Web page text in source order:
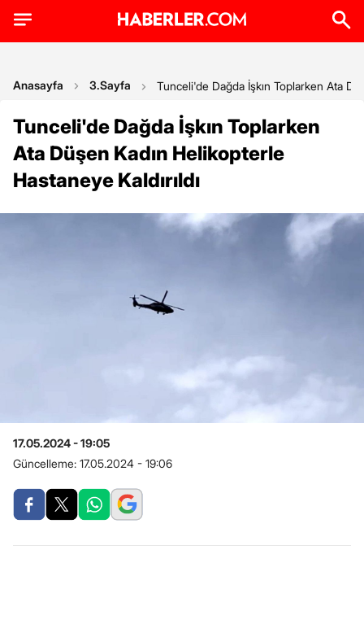
Anasayfa 3.Sayfa Tunceli'de Dağda İşkın Toplarken Ata
Tunceli'de Dağda İşkın Toplarken
Ata Düşen Kadın Helikopterle
Hastaneye Kaldırıldı
17.05.2024 - 19:05
Güncelleme: 17.05.2024 - 19:06